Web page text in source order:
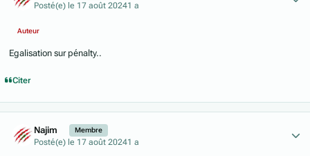
Posté(e) le 17 août 20241 a
Auteur
Egalisation sur pénalty..
Citer
Najim Membre
Posté(e) le 17 août 20241 a